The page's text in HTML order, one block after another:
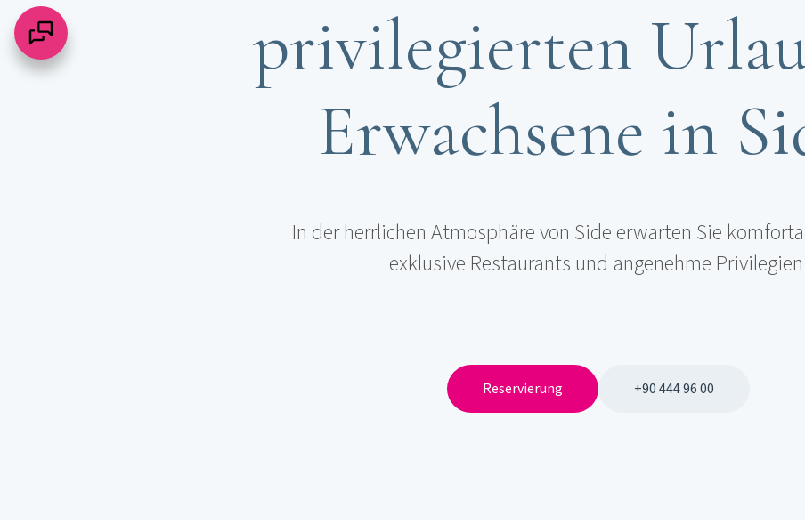
privilegierten
Erwachsene in
In der herrlichen Atmosphäre von Side erwarten Sie
exklusive Restaurants und angenehme
Reservierung +90 444 96 00